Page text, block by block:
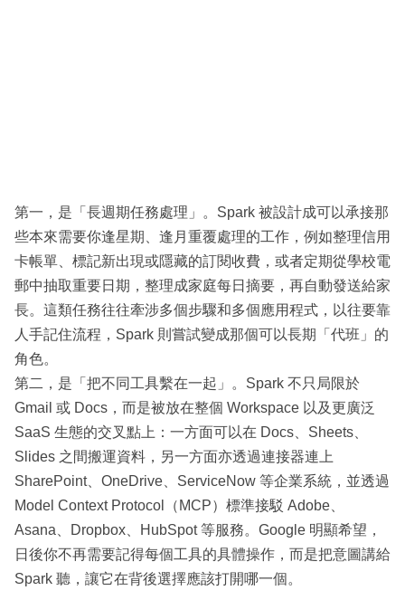
第一，是「長週期任務處理」。Spark 被設計成可以承接那
些本來需要你逢星期、逢月重覆處理的工作，例如整理信用
卡帳單、標記新出現或隱藏的訂閱收費，或者定期從學校電
郵中抽取重要日期，整理成家庭每日摘要，再自動發送給家
長。這類任務往往牽涉多個步驟和多個應用程式，以往要靠
人手記住流程，Spark 則嘗試變成那個可以長期「代班」的
角色。
第二，是「把不同工具繫在一起」。Spark 不只局限於
Gmail 或 Docs，而是被放在整個 Workspace 以及更廣泛
SaaS 生態的交叉點上：一方面可以在 Docs、Sheets、
Slides 之間搬運資料，另一方面亦透過連接器連上
SharePoint、OneDrive、ServiceNow 等企業系統，並透過
Model Context Protocol（MCP）標準接駁 Adobe、
Asana、Dropbox、HubSpot 等服務。Google 明顯希望，
日後你不再需要記得每個工具的具體操作，而是把意圖講給
Spark 聽，讓它在背後選擇應該打開哪一個。